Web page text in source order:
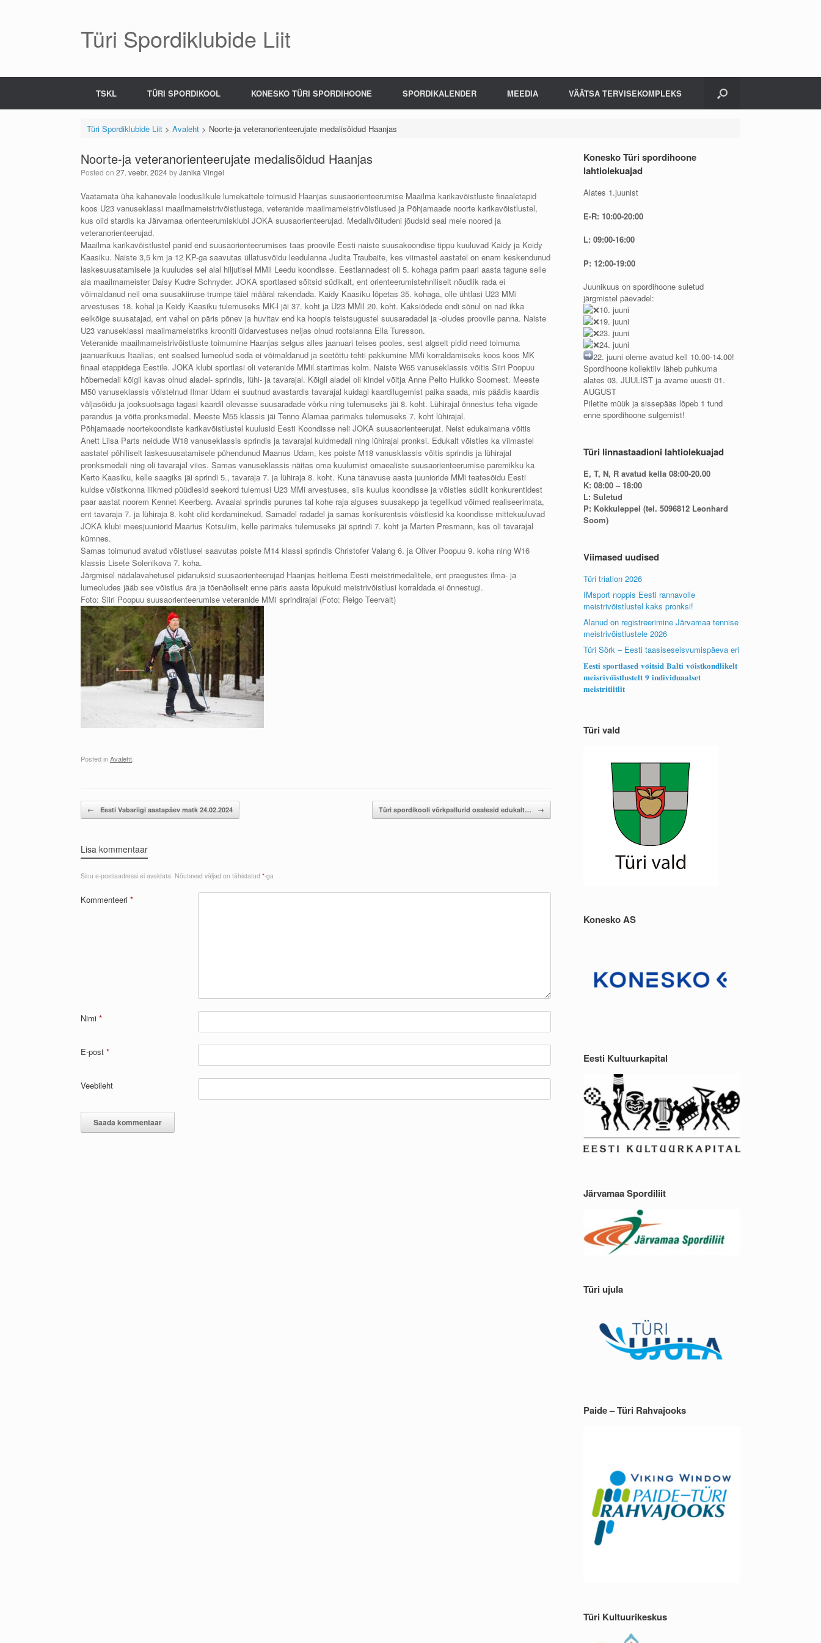
Türi Spordiklubide Liit
TSKL TÜRI SPORDIKOOL KONESKO TÜRI SPORDIHOONE SPORDIKALENDER MEEDIA VÄÄTSA TERVISEKOMPLEKS
Türi Spordiklubide Liit> Avaleht> Noorte-ja veteranorienteerujate medalisõidud Haanjas
Noorte-ja veteranorienteerujate medalisõidud Haanjas
Posted on 27. veebr. 2024byJanika Vingel
Vaatamata üha kahanevale looduslikule lumekattele toimusid Haanjas suusaorienteerumise Maailma karikavõistluste finaaletapid
koos U23 vanuseklassi maailmameistrivõistlustega, veteranide maailmameistrivõistlused ja Põhjamaade noorte karikavõistlustel,
kus olid stardis ka Järvamaa orienteerumisklubi JOKA suusaorienteerujad. Medalivõitudeni jõudsid seal meie noored ja
veteranorienteerujad.
Maailma karikavõistlustel panid end suusaorienteerumises taas proovile Eesti naiste suusakoondise tippu kuuluvad Kaidy ja Keidy
Kaasiku. Naiste 3,5 km ja 12 KP-ga saavutas üllatusvõidu leedulanna Judita Traubaite, kes viimastel aastatel on enam keskendunud
laskesuusatamisele ja kuuludes sel alal hiljutisel MMil Leedu koondisse. Eestlannadest oli 5. kohaga parim paari aasta tagune selle
ala maailmameister Daisy Kudre Schnyder. JOKA sportlased sõitsid südikalt, ent orienteerumistehniliselt nõudlik rada ei
võimaldanud neil oma suusakiiruse trumpe täiel määral rakendada. Kaidy Kaasiku lõpetas 35. kohaga, olle ühtlasi U23 MMi
arvestuses 18. kohal ja Keidy Kaasiku tulemuseks MK-l jäi 37. koht ja U23 MMil 20. koht. Kaksiõdede endi sõnul on nad ikka
eelkõige suusatajad, ent vahel on päris põnev ja huvitav end ka hoopis teistsugustel suusaradadel ja -oludes proovile panna. Naiste
U23 vanuseklassi maailmameistriks krooniti üldarvestuses neljas olnud rootslanna Ella Turesson.
Veteranide maailmameistrivõistluste toimumine Haanjas selgus alles jaanuari teises pooles, sest algselt pidid need toimuma
jaanuarikuus Itaalias, ent sealsed lumeolud seda ei võimaldanud ja seetõttu tehti pakkumine MMi korraldamiseks koos koos MK
finaal etappidega Eestile. JOKA klubi sportlasi oli veteranide MMil startimas kolm. Naiste W65 vanuseklassis võitis Siiri Poopuu
hõbemedali kõigil kavas olnud aladel- sprindis, lühi- ja tavarajal. Kõigil aladel oli kindel võitja Anne Pelto Huikko Soomest. Meeste
M50 vanuseklassis võistelnud Ilmar Udam ei suutnud avastardis tavarajal kuidagi kaardilugemist paika saada, mis päädis kaardis
väljasõidu ja jooksuotsaga tagasi kaardil olevasse suusaradade võrku ning tulemuseks jäi 8. koht. Lühirajal õnnestus teha vigade
parandus ja võita pronksmedal. Meeste M55 klassis jäi Tenno Alamaa parimaks tulemuseks 7. koht lühirajal.
Põhjamaade noortekoondiste karikavõistlustel kuulusid Eesti Koondisse neli JOKA suusaorienteerujat. Neist edukaimana võitis
Anett Liisa Parts neidude W18 vanuseklassis sprindis ja tavarajal kuldmedali ning lühirajal pronksi. Edukalt võistles ka viimastel
aastatel põhiliselt laskesuusatamisele pühendunud Maanus Udam, kes poiste M18 vanusklassis võitis sprindis ja lühirajal
pronksmedali ning oli tavarajal viies. Samas vanuseklassis näitas oma kuulumist omaealiste suusaorienteerumise paremikku ka
Kerto Kaasiku, kelle saagiks jäi sprindi 5., tavaraja 7. ja lühiraja 8. koht. Kuna tänavuse aasta juunioride MMi teatesõidu Eesti
kuldse võistkonna liikmed püüdlesid seekord tulemusi U23 MMi arvestuses, siis kuulus koondisse ja võistles südilt konkurentidest
paar aastat noorem Kennet Keerberg. Avaalal sprindis purunes tal kohe raja alguses suusakepp ja tegelikud võimed realiseerimata,
ent tavaraja 7. ja lühiraja 8. koht olid kordaminekud. Samadel radadel ja samas konkurentsis võistlesid ka koondisse mittekuuluvad
JOKA klubi meesjuuniorid Maarius Kotsulim, kelle parimaks tulemuseks jäi sprindi 7. koht ja Marten Presmann, kes oli tavarajal
kümnes.
Samas toimunud avatud võistlusel saavutas poiste M14 klassi sprindis Christofer Valang 6. ja Oliver Poopuu 9. koha ning W16
klassis Lisete Solenikova 7. koha.
Järgmisel nädalavahetusel pidanuksid suusaorienteerujad Haanjas heitlema Eesti meistrimedalitele, ent praegustes ilma- ja
lumeoludes jääb see võistlus ära ja tõenäoliselt enne päris aasta lõpukuid meistrivõistlusi korraldada ei õnnestugi.
Foto: Siiri Poopuu suusaorienteerumise veteranide MMi sprindirajal (Foto: Reigo Teervalt)
Posted inAvaleht.
Post navigation
← Eesti Vabariigi aastapäev matk 24.02.2024 Türi spordikooli võrkpallurid osalesid edukalt… →
Lisa kommentaar
Sinu e-postiaadressi ei avaldata. Nõutavad väljad on tähistatud *-ga
Kommenteeri *
Nimi *
E-post *
Veebileht
Konesko Türi spordihoone
lahtiolekuajad
Alates 1.juunist
E-R: 10:00-20:00
L: 09:00-16:00
P: 12:00-19:00
Juunikuus on spordihoone suletud
järgmistel päevadel:
10. juuni
19. juuni
23. juuni
24. juuni
22. juuni oleme avatud kell 10.00-14.00!
Spordihoone kollektiiv läheb puhkuma
alates 03. JUULIST ja avame uuesti 01.
AUGUST
Piletite müük ja sissepääs lõpeb 1 tund
enne spordihoone sulgemist!
Türi linnastaadioni lahtiolekuajad
E, T, N, R avatud kella 08:00-20.00
K: 08:00 – 18:00
L: Suletud
P: Kokkuleppel (tel. 5096812 Leonhard
Soom)
Viimased uudised
Türi triatlon 2026
IMsport noppis Eesti rannavolle
meistrivõistlustel kaks pronksi!
Alanud on registreerimine Järvamaa tennise
meistrivõistlustele 2026
Türi Sörk – Eesti taasiseseisvumispäeva eri
𝐄𝐞𝐬𝐭𝐢 𝐬𝐩𝐨𝐫𝐭𝐥𝐚𝐬𝐞𝐝 𝐯𝐨̃𝐢𝐭𝐬𝐢𝐝 𝐁𝐚𝐥𝐭𝐢 𝐯𝐨̃𝐢𝐬𝐭𝐤𝐨𝐧𝐝𝐥𝐢𝐤𝐞𝐥𝐭
𝐦𝐞𝐢𝐬𝐫𝐢𝐯𝐨̃𝐢𝐬𝐭𝐥𝐮𝐬𝐭𝐞𝐥𝐭 𝟗 𝐢𝐧𝐝𝐢𝐯𝐢𝐝𝐮𝐚𝐚𝐥𝐬𝐞𝐭
𝐦𝐞𝐢𝐬𝐭𝐫𝐢𝐭𝐢𝐢𝐭𝐥𝐢𝐭
Türi vald
Konesko AS
Eesti Kultuurkapital
Järvamaa Spordiliit
Türi ujula
Paide – Türi Rahvajooks
Türi Kultuurikeskus